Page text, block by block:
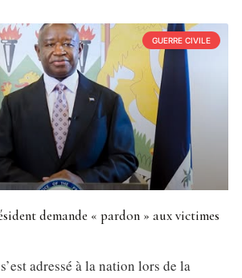
GUERRE CIVILE
demande « pardon » aux victimes
adressé à la nation lors de la